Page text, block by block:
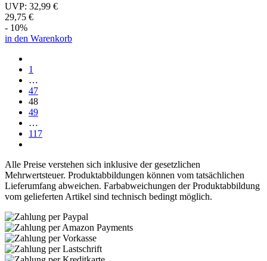
UVP: 32,99 €
29,75 €
- 10%
in den Warenkorb
1
…
47
48
49
…
117
Alle Preise verstehen sich inklusive der gesetzlichen
Mehrwertsteuer. Produktabbildungen können vom tatsächlichen
Lieferumfang abweichen. Farbabweichungen der Produktabbildung
vom gelieferten Artikel sind technisch bedingt möglich.